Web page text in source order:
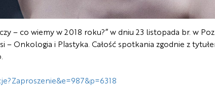
– co wiemy w 2018 roku?” w dniu 23 listopada br. w
Onkologia i Plastyka. Całość spotkania zgodnie z